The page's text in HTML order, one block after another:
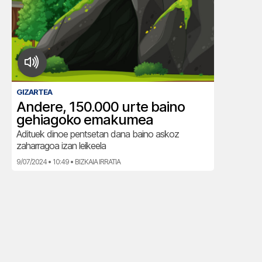
GIZARTEA
Andere, 150.000 urte baino
gehiagoko emakumea
Adituek dinoe pentsetan dana baino askoz
zaharragoa izan leikeela
9/07/2024 • 10:49 • BIZKAIA IRRATIA